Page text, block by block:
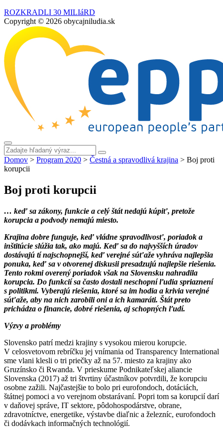
ROZKRADLI 30 MILIáRD
Copyright © 2026 obycajniludia.sk
Domov > Program 2020 > Čestná a spravodlivá krajina > Boj proti
korupcii
Boj proti korupcii
… keď sa zákony, funkcie a celý štát nedajú kúpiť, pretože
korupcia a podvody nemajú miesto.
Krajina dobre funguje, keď vládne spravodlivosť, poriadok a
inštitúcie slúžia tak, ako majú. Keď sa do najvyšších úradov
dostávajú tí najschopnejší, keď verejné súťaže vyhráva najlepšia
ponuka, keď sa v otvorenej diskusii presadzujú najlepšie riešenia.
Tento rokmi overený poriadok však na Slovensku nahradila
korupcia. Do funkcií sa často dostali neschopní ľudia spriaznení
s politikmi. Vyberajú riešenia, ktoré sa im hodia a krivia verejné
súťaže, aby na nich zarobili oni a ich kamaráti. Štát preto
prichádza o financie, dobré riešenia, aj schopných ľudí.
Výzvy a problémy
Slovensko patrí medzi krajiny s vysokou mierou korupcie.
V celosvetovom rebríčku jej vnímania od Transparency International
sme vlani klesli o tri priečky až na 57. miesto za krajiny ako
Gruzínsko či Rwanda. V prieskume Podnikateľskej aliancie
Slovenska (2017) až tri štvrtiny účastníkov potvrdili, že korupciu
osobne zažili. Najčastejšie to bolo pri eurofondoch, dotáciách,
štátnej pomoci a vo verejnom obstarávaní. Popri tom sa korupcií darí
v daňovej správe, IT sektore, pôdohospodárstve, obrane,
zdravotníctve, energetike, výstavbe diaľnic a železníc, eurofondoch
či dodávkach informačných technológií.